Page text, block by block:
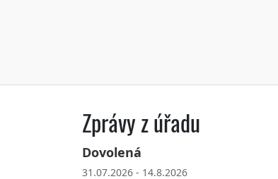
Zprávy z úřadu
Dovolená
31.07.2026 - 14.8.2026